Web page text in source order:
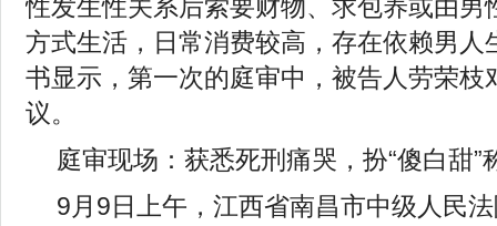
性发生性关系后索要财物、求包养或由男
方式生活，日常消费较高，存在依赖男人
书显示，第一次的庭审中，被告人劳荣枝
议。
庭审现场：获悉死刑痛哭，扮“傻白甜”
9月9日上午，江西省南昌市中级人民